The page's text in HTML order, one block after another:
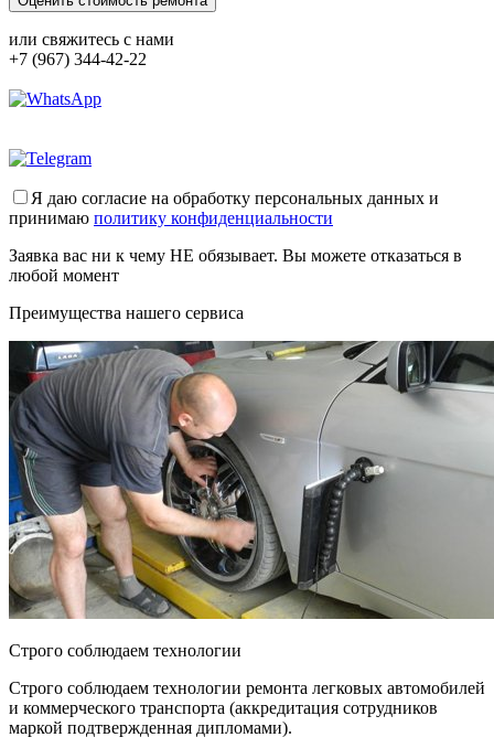
или свяжитесь с нами
+7 (967) 344-42-22
Я даю согласие на обработку персональных данных и
принимаю политику конфиденциальности
Заявка вас ни к чему НЕ обязывает. Вы можете отказаться в
любой момент
Преимущества нашего сервиса
Строго соблюдаем технологии
Строго соблюдаем технологии ремонта легковых автомобилей
и коммерческого транспорта (аккредитация сотрудников
маркой подтвержденная дипломами).